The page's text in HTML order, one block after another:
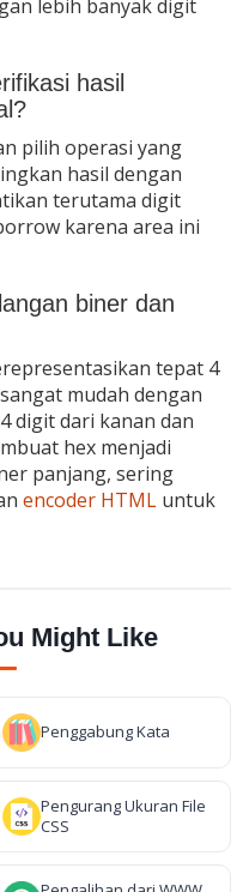
lebih banyak digit
hasil
pilih operasi yang
hasil dengan
terutama digit
karena area ini
biner dan
tepat 4
mudah dengan
digit dari kanan dan
hex menjadi
panjang, sering
encoder HTML untuk
Might Like
Penggabung Kata
Pengurang Ukuran File
CSS